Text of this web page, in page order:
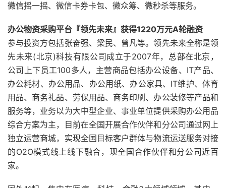
微信摇一摇、微信卡券卡包、微众筹、微秒杀等服务。
办公物资采购平台『领先未来』获得1220万元A轮融资
参与投资方包括张奋强、梁民、曾凡等。领先未来全称是领
先未来(北京)科技有限公司成立于2007年，总部在北京，
公司上下员工100多人，主营商品包括办公设备、IT产品、
办公耗材、办公用品、办公用纸、办公家具、IT维护、体育
用品、商务礼品、劳保用品、商务印刷、办公装修等产品和
服务等，业务以为大中型企业、事业单位提供采购办公用品
综合方案为主，目前在全国开展合作伙伴和分公司通过网上
独立运营商城，实现全国目标客户群体与物流运送服务对接
的O2O模式线上线下融合，现全国合作伙伴和分公司近百
家。